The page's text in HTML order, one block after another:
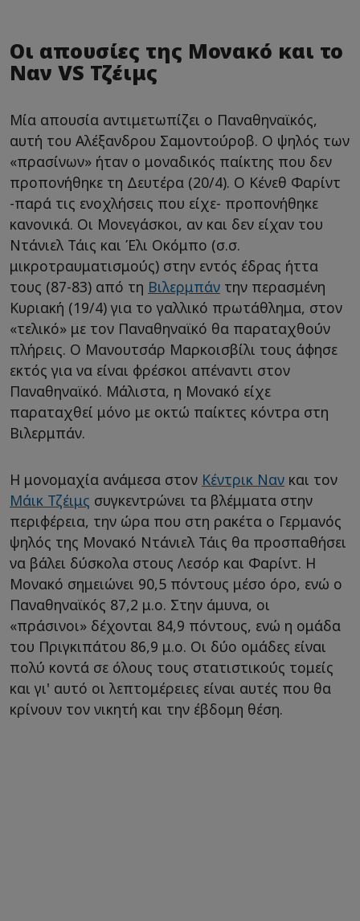
Οι απουσίες της Μονακό και το
Ναν VS Τζέιμς
Μία απουσία αντιμετωπίζει ο Παναθηναϊκός,
αυτή του Αλέξανδρου Σαμοντούροβ. Ο ψηλός των
«πρασίνων» ήταν ο μοναδικός παίκτης που δεν
προπονήθηκε τη Δευτέρα (20/4). Ο Κένεθ Φαρίντ
-παρά τις ενοχλήσεις που είχε- προπονήθηκε
κανονικά. Οι Μονεγάσκοι, αν και δεν είχαν του
Ντάνιελ Τάις και Έλι Οκόμπο (σ.σ.
μικροτραυματισμούς) στην εντός έδρας ήττα
τους (87-83) από τη Βιλερμπάν την περασμένη
Κυριακή (19/4) για το γαλλικό πρωτάθλημα, στον
«τελικό» με τον Παναθηναϊκό θα παραταχθούν
πλήρεις. Ο Μανουτσάρ Μαρκοισβίλι τους άφησε
εκτός για να είναι φρέσκοι απέναντι στον
Παναθηναϊκό. Μάλιστα, η Μονακό είχε
παραταχθεί μόνο με οκτώ παίκτες κόντρα στη
Βιλερμπάν.
Η μονομαχία ανάμεσα στον Κέντρικ Ναν και τον
Μάικ Τζέιμς συγκεντρώνει τα βλέμματα στην
περιφέρεια, την ώρα που στη ρακέτα ο Γερμανός
ψηλός της Μονακό Ντάνιελ Τάις θα προσπαθήσει
να βάλει δύσκολα στους Λεσόρ και Φαρίντ. Η
Μονακό σημειώνει 90,5 πόντους μέσο όρο, ενώ ο
Παναθηναϊκός 87,2 μ.ο. Στην άμυνα, οι
«πράσινοι» δέχονται 84,9 πόντους, ενώ η ομάδα
του Πριγκιπάτου 86,9 μ.ο. Οι δύο ομάδες είναι
πολύ κοντά σε όλους τους στατιστικούς τομείς
και γι' αυτό οι λεπτομέρειες είναι αυτές που θα
κρίνουν τον νικητή και την έβδομη θέση.